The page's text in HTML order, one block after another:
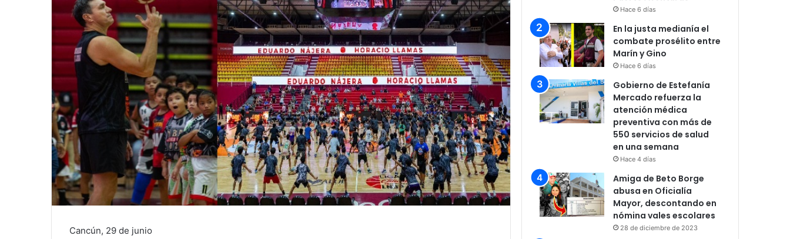
Cancún, 29 de junio
Hace 6 días
En la justa medianía el
combate prosélito entre
Marín y Gino
Hace 6 días
Gobierno de Estefanía
Mercado refuerza la
atención médica
preventiva con más de
550 servicios de salud
en una semana
Hace 4 días
Amiga de Beto Borge
abusa en Oficialía
Mayor, descontando en
nómina vales escolares
28 de diciembre de 2023